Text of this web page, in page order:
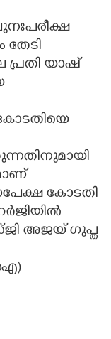
പ്രതി യാഷ്
കോടതി
അജയ് ഗുപ്ത